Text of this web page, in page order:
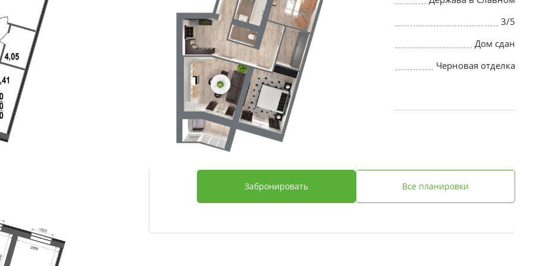
Этаж 3/5
Срок сдачи Дом сдан
Отделка Черновая отделка
Дополнительно
6 329 600 ₽
Забронировать Все планировки